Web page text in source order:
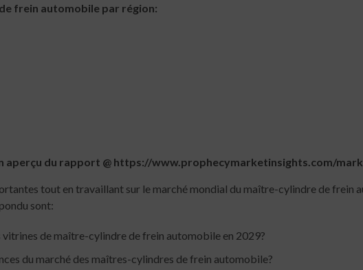
frein automobile par région:
aperçu du rapport @ https://www.prophecymarketinsights.com/
tout en travaillant sur le marché mondial du maître-cylindre de frein
sont:
vitrines de maître-cylindre de frein automobile en 2029?
du marché des maîtres-cylindres de frein automobile?